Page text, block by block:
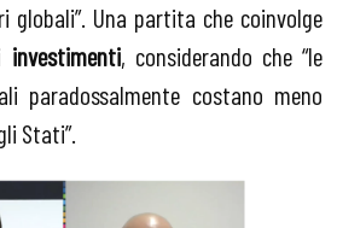
globali”. Una partita che coinvolge
investimenti, considerando che “le
paradossalmente costano meno
Stati”.